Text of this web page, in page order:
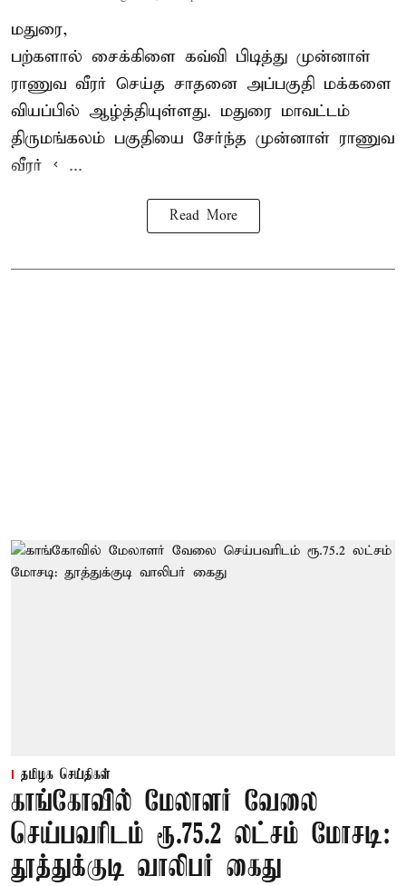
மதுரை,
பற்களால் சைக்கிளை கவ்வி பிடித்து முன்னாள்
ராணுவ வீரர் செய்த சாதனை அப்பகுதி மக்களை
வியப்பில் ஆழ்த்தியுள்ளது. மதுரை மாவட்டம்
திருமங்கலம் பகுதியை சேர்ந்த முன்னாள் ராணுவ
வீரர் < ...
Read More
தமிழக செய்திகள்
காங்கோவில் மேலாளர் வேலை
செய்பவரிடம் ரூ.75.2 லட்சம் மோசடி:
தூத்துக்குடி வாலிபர் கைது